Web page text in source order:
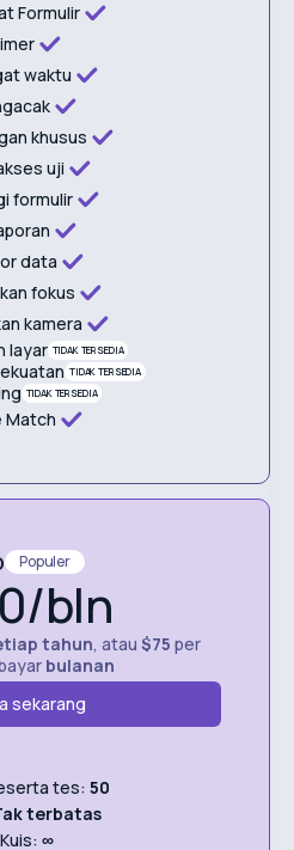
Formulir
waktu
khusus
uji
formulir
data
fokus
kamera
layar TIDAK TERSEDIA
TIDAK TERSEDIA
TIDAK TERSEDIA
Match
Populer
bln
tahun, atau$75per
bulanan
sekarang
tes: 50
terbatas
Kuis: ∞